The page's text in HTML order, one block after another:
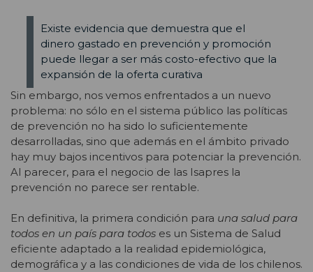
Existe evidencia que demuestra que el
dinero gastado en prevención y promoción
puede llegar a ser más costo-efectivo que la
expansión de la oferta curativa
Sin embargo, nos vemos enfrentados a un nuevo
problema: no sólo en el sistema público las políticas
de prevención no ha sido lo suficientemente
desarrolladas, sino que además en el ámbito privado
hay muy bajos incentivos para potenciar la prevención.
Al parecer, para el negocio de las Isapres la
prevención no parece ser rentable.
En definitiva, la primera condición para una salud para
todos en un país para todos es un Sistema de Salud
eficiente adaptado a la realidad epidemiológica,
demográfica y a las condiciones de vida de los chilenos.